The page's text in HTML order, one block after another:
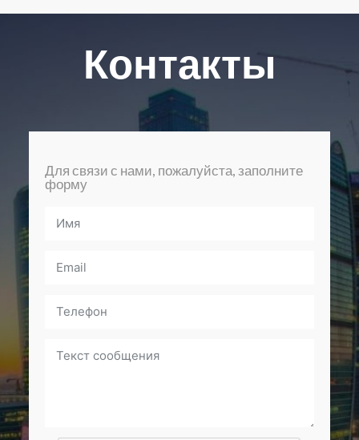
Контакты
Для связи с нами, пожалуйста, заполните
форму